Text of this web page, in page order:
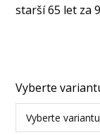
starší 65 let za
Vyberte
Vyberte variantu